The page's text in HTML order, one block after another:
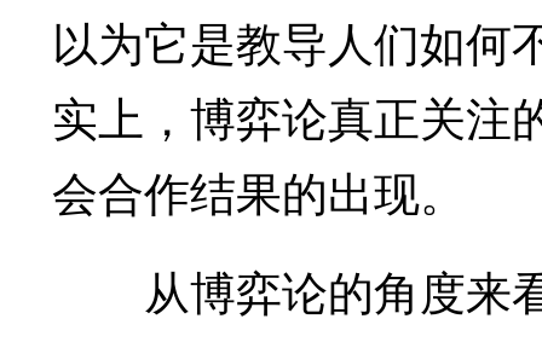
以为它是教导人们如何
实上，博弈论真正关注
会合作结果的出现。
从博弈论的角度来